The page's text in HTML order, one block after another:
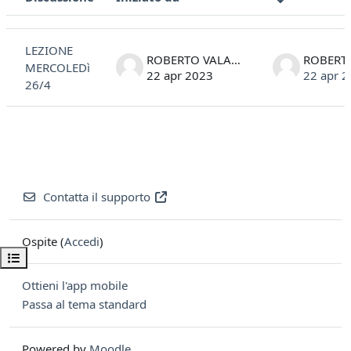
Apri indice del corso
Stato
LEZIONE
MERCOLEDì
26/4
ROBERTO VALANDRO
22 apr 2023
22 apr
Contatta il supporto
Ospite (Accedi)
Ottieni l'app mobile
Passa al tema standard